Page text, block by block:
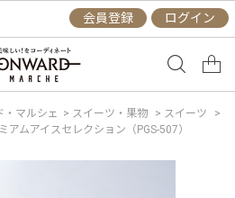
会員登録 ログイン
・マルシェ > スイーツ・果物 > スイーツ
>
アムアイスセレクション（PGS-507）